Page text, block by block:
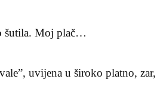
šutila. Moj plač…
uvijena u široko platno, zar,